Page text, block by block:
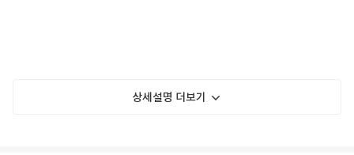
상세설명 더보기